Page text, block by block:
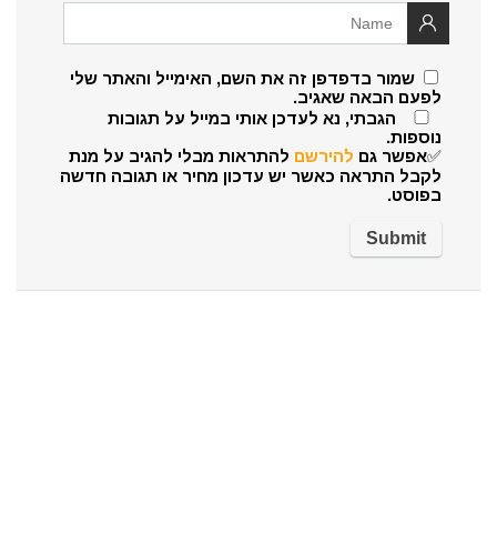
שמור בדפדפן זה את השם, האימייל והאתר שלי
לפעם הבאה שאגיב.
הגבתי, נא לעדכן אותי במייל על תגובות
נוספות.
✅אפשר גם להירשם להתראות מבלי להגיב על מנת
לקבל התראה כאשר יש עדכון מחיר או תגובה חדשה
בפוסט.